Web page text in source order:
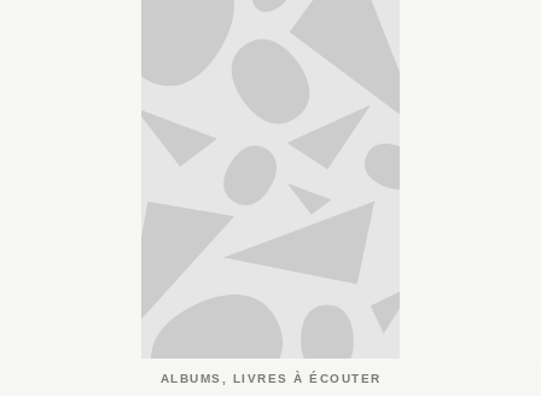
ALBUMS, LIVRES À ÉCOUTER